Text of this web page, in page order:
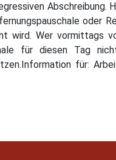
oder
wird. Wer vormittags
für diesen Tag
für: